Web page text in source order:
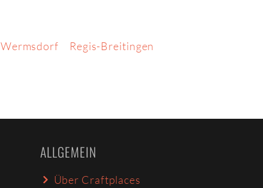
Wermsdorf
Regis-Breitingen
ALLGEMEIN
Über Craftplaces